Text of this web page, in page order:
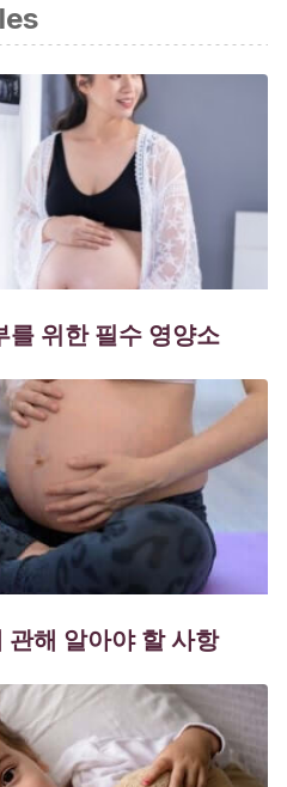
Madrid: Alianza.
emocional en la etapa 0-
como base de la salud mental
위한 필수 영양소
관해 알아야 할 사항